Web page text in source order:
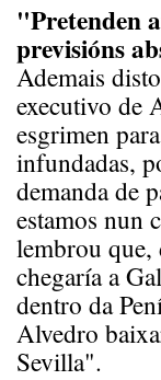
"Pretenden
previsións
Ademais
executivo de
esgrimen
infundadas,
demanda de
estamos nun
lembrou que,
chegaría a
dentro da
Alvedro
Sevilla".